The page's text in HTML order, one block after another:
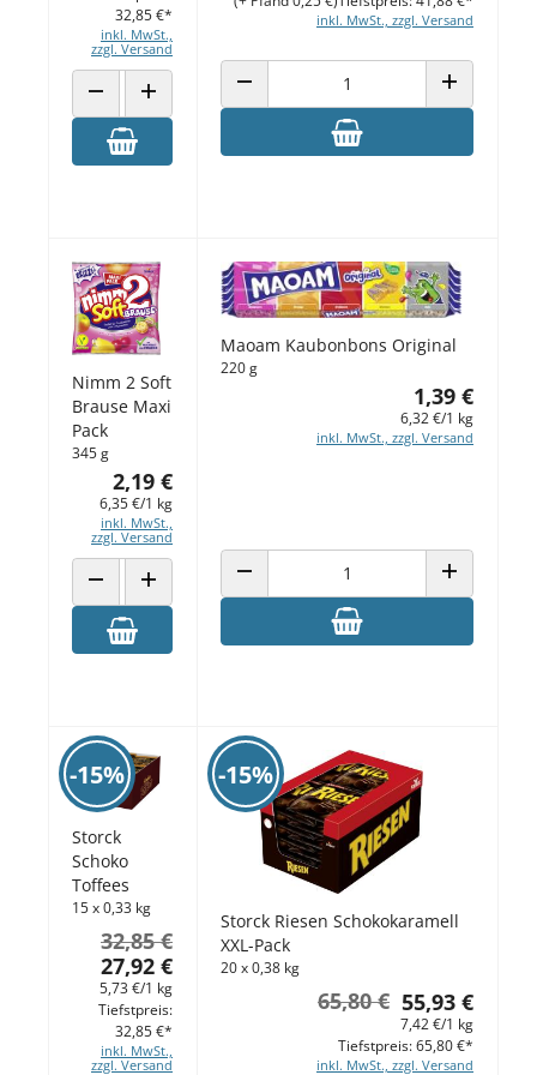
inkl. MwSt.,
zzgl. Versand
32,85 €*
ANZAHL VERRINGERN
ANZAHL ERHÖHEN
inkl. MwSt., zzgl. Versand
ANZAHL VERRINGERN ANZAHL
Nimm 2 Soft
Brause Maxi
Pack
345 g
2,19 €
6,35 €/1 kg
inkl. MwSt.,
zzgl. Versand
ANZAHL VERRINGERN
ANZAHL ERHÖHEN
Maoam Kaubonbons Original
220 g
1,39 €
6,32 €/1 kg
inkl. MwSt., zzgl. Versand
ANZAHL VERRINGERN ANZAHL
-15%
Storck
Schoko
Toffees
15 x 0,33 kg
27,92 €
32,85 €
5,73 €/1 kg
inkl. MwSt.,
zzgl. Versand
Tiefstpreis:
32,85 €*
-15%
Storck Riesen Schokokaramell
XXL-Pack
20 x 0,38 kg
55,93 €
65,80 €
7,42 €/1 kg
inkl. MwSt., zzgl. Versand
Tiefstpreis: 65,80 €*